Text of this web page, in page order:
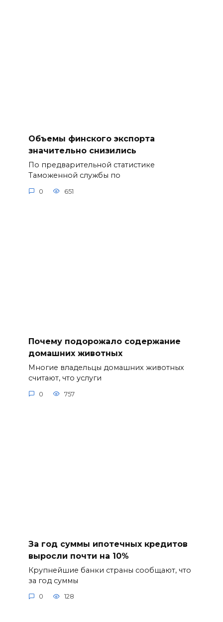
Объемы финского экспорта
значительно снизились
По предварительной статистике
Таможенной службы по
0 651
Почему подорожало содержание
домашних животных
Многие владельцы домашних животных
считают, что услуги
0 757
За год суммы ипотечных кредитов
выросли почти на 10%
Крупнейшие банки страны сообщают, что
за год суммы
0 128